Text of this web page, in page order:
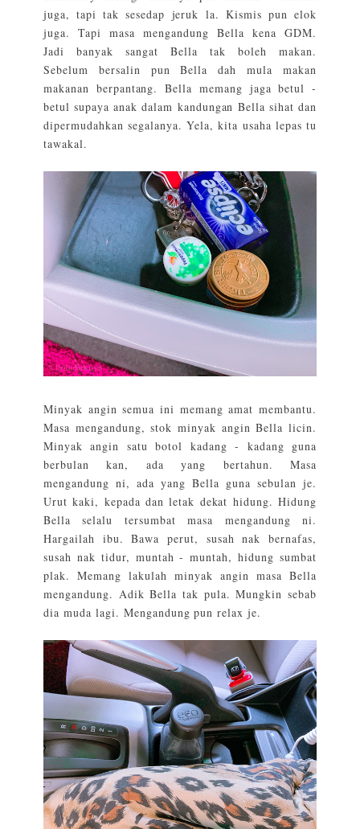
juga, tapi tak sesedap jeruk la. Kismis pun elok
juga. Tapi masa mengandung Bella kena GDM.
Jadi banyak sangat Bella tak boleh makan.
Sebelum bersalin pun Bella dah mula makan
makanan berpantang. Bella memang jaga betul -
betul supaya anak dalam kandungan Bella sihat dan
dipermudahkan segalanya. Yela, kita usaha lepas tu
tawakal.
Minyak angin semua ini memang amat membantu.
Masa mengandung, stok minyak angin Bella licin.
Minyak angin satu botol kadang - kadang guna
berbulan kan, ada yang bertahun. Masa
mengandung ni, ada yang Bella guna sebulan je.
Urut kaki, kepada dan letak dekat hidung. Hidung
Bella selalu tersumbat masa mengandung ni.
Hargailah ibu. Bawa perut, susah nak bernafas,
susah nak tidur, muntah - muntah, hidung sumbat
plak. Memang lakulah minyak angin masa Bella
mengandung. Adik Bella tak pula. Mungkin sebab
dia muda lagi. Mengandung pun relax je.